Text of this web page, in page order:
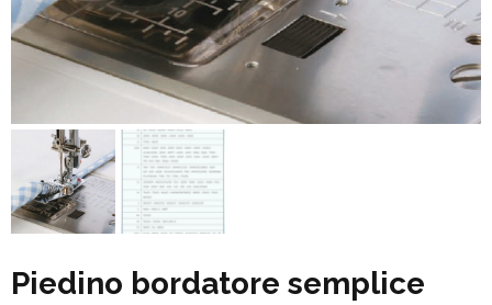
Piedino bordatore semplice